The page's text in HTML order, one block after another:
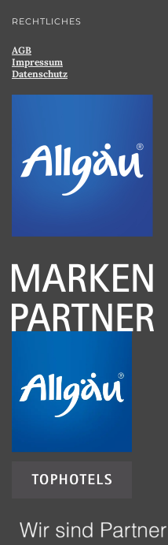
RECHTLICHES
AGB
Impressum
Datenschutz